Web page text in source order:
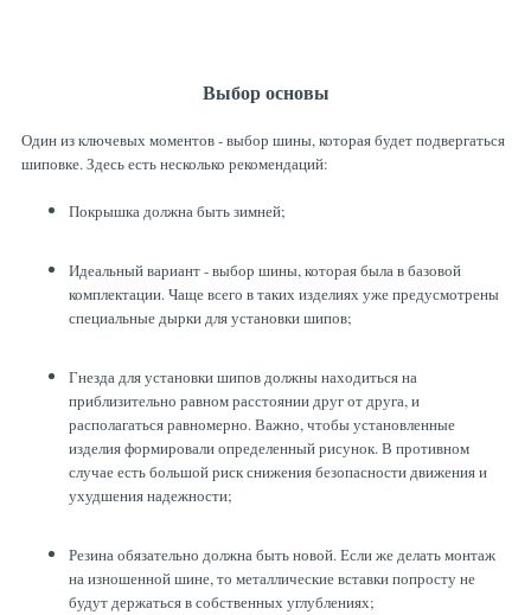
Выбор основы
Один из ключевых моментов - выбор шины, которая будет подвергаться
шиповке. Здесь есть несколько рекомендаций:
Покрышка должна быть зимней;
Идеальный вариант - выбор шины, которая была в базовой
комплектации. Чаще всего в таких изделиях уже предусмотрены
специальные дырки для установки шипов;
Гнезда для установки шипов должны находиться на
приблизительно равном расстоянии друг от друга, и
располагаться равномерно. Важно, чтобы установленные
изделия формировали определенный рисунок. В противном
случае есть большой риск снижения безопасности движения и
ухудшения надежности;
Резина обязательно должна быть новой. Если же делать монтаж
на изношенной шине, то металлические вставки попросту не
будут держаться в собственных углублениях;